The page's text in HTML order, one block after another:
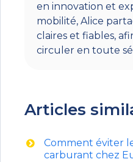
en innovation et
mobilité, Alice
claires et fiables,
circuler en toute
Articles
Comment éviter
carburant chez